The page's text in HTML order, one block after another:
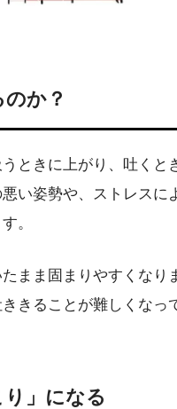
か？
ときに上がり、吐くと
い姿勢や、ストレスに
。
まま固まりやすくなり
きることが難しくなっ
」になる